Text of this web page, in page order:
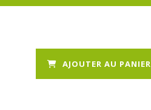
AJOUTER AU PANIER